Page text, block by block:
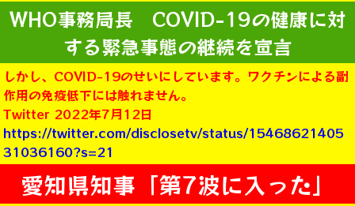
WHO事務局長 COVID-19の健康に対
する緊急事態の継続を宣言
しかし、COVID-19のせいにしています。ワクチンによる副
作用の免疫低下には触れません。
Twitter 2022年7月12日
https://twitter.com/disclosetv/status/15468621405
31036160?s=21
愛知県知事「第7波に入った」